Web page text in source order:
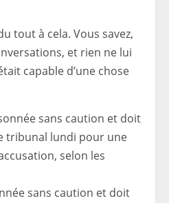
tout à cela. Vous savez,
et rien ne lui
capable d’une chose
sans caution et doit